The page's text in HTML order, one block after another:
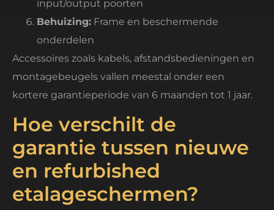
input/output poorten
Behuizing: Frame en beschermende
onderdelen
Accessoires zoals kabels, afstandsbedieningen en
montagebeugels vallen meestal onder een
kortere garantieperiode van 6 maanden tot 1 jaar.
Hoe verschilt de
garantie tussen nieuwe
en refurbished
etalageschermen?